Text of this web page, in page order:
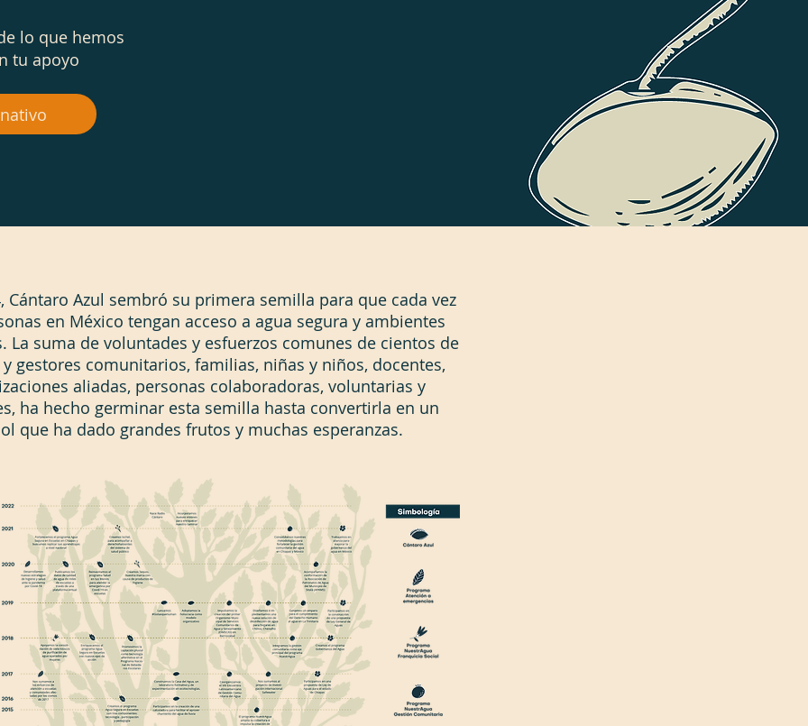
lo que hemos
tu apoyo
Cántaro Azul sembró su primera semilla para que cada vez
en México tengan acceso a agua segura y ambientes
La suma de voluntades y esfuerzos comunes de cientos de
gestores comunitarios, familias, niñas y niños, docentes,
aliadas, personas colaboradoras, voluntarias y
ha hecho germinar esta semilla hasta convertirla en un
que ha dado grandes frutos y muchas esperanzas.